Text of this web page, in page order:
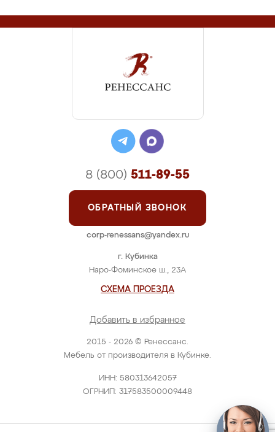
2015 - 2026 © Ренессанс.
Мебель от производителя в Кубинке.
ИНН: 580313642057
ОГРНИП: 317583500009448
г. Кубинка
Наро-Фоминское ш., 23А
СХЕМА ПРОЕЗДА
Добавить в избранное
8 (800) 511-89-55
ОБРАТНЫЙ ЗВОНОК
corp-renessans@yandex.ru